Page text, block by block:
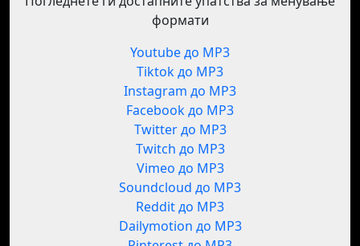
формати
Youtube до MP3
Tiktok до MP3
Instagram до MP3
Facebook до MP3
Twitter до MP3
Twitch до MP3
Vimeo до MP3
Soundcloud до MP3
Reddit до MP3
Dailymotion до MP3